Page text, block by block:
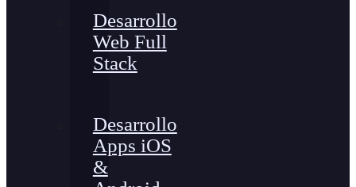
Desarrollo
Web Full
Stack
Desarrollo
Apps iOS
&